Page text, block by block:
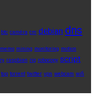
btc caméra cm debian dns
memo mining monitoring motion
raspbian rig robocopy script
top torrent twitter vpn webcam wifi